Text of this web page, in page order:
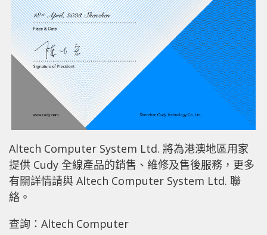
Altech Computer System Ltd. 將為港澳地區用家
提供 Cudy 全線產品的銷售、維修及售後服務，更多
有關詳情請與 Altech Computer System Ltd. 聯
絡。
查詢：Altech Computer